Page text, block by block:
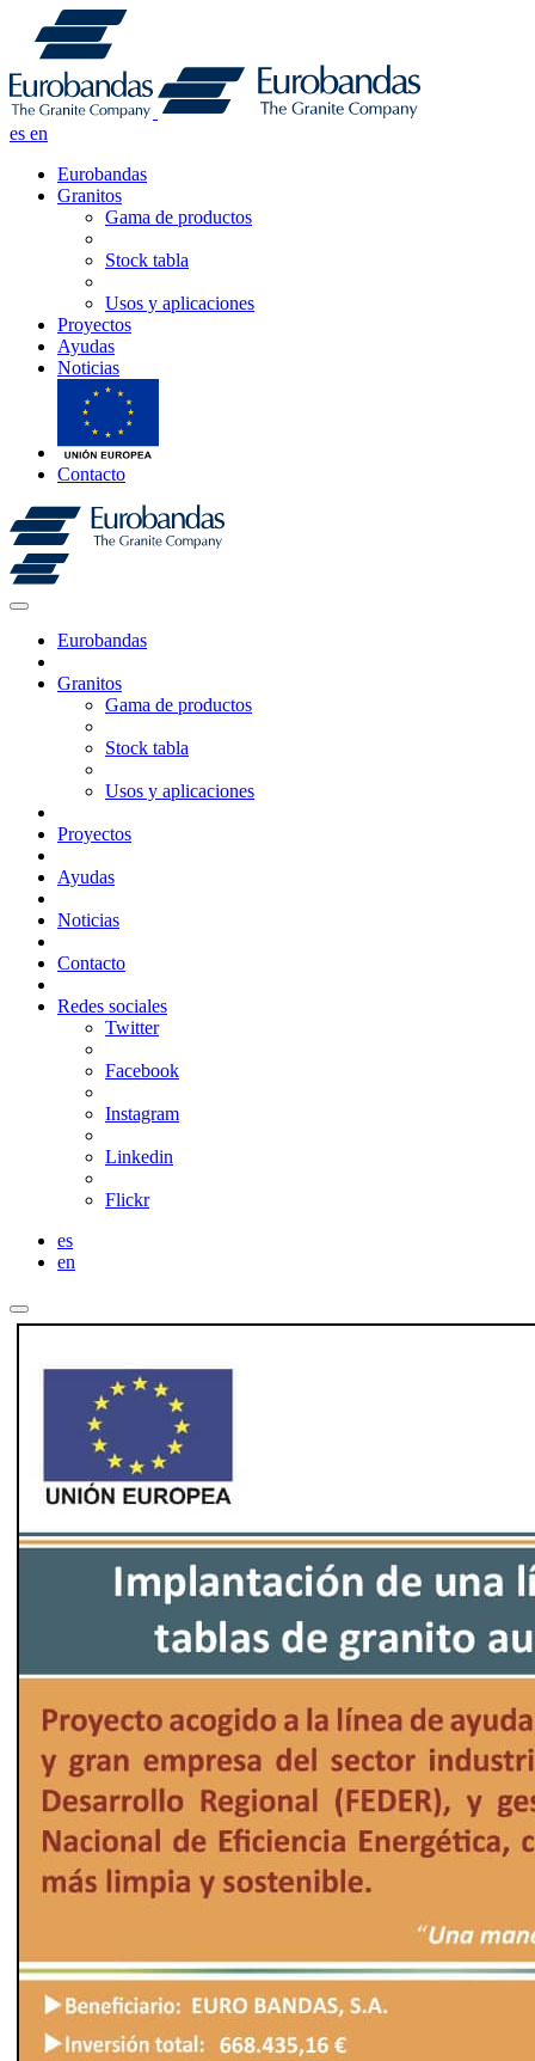
es en
Eurobandas
Granitos
Gama de productos
Stock tabla
Usos y aplicaciones
Proyectos
Ayudas
Noticias
Contacto
Eurobandas
Granitos
Gama de productos
Stock tabla
Usos y aplicaciones
Proyectos
Ayudas
Noticias
Contacto
Redes sociales
Twitter
Facebook
Instagram
Linkedin
Flickr
es
en